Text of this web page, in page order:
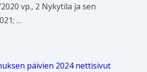
vp., 2 Nykytila ja sen
…
päivien 2024 nettisivut